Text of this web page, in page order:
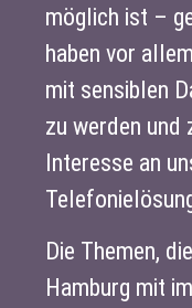
möglich ist –
haben vor
mit sensiblen
zu werden und
Interesse an
Die Themen,
Hamburg mit